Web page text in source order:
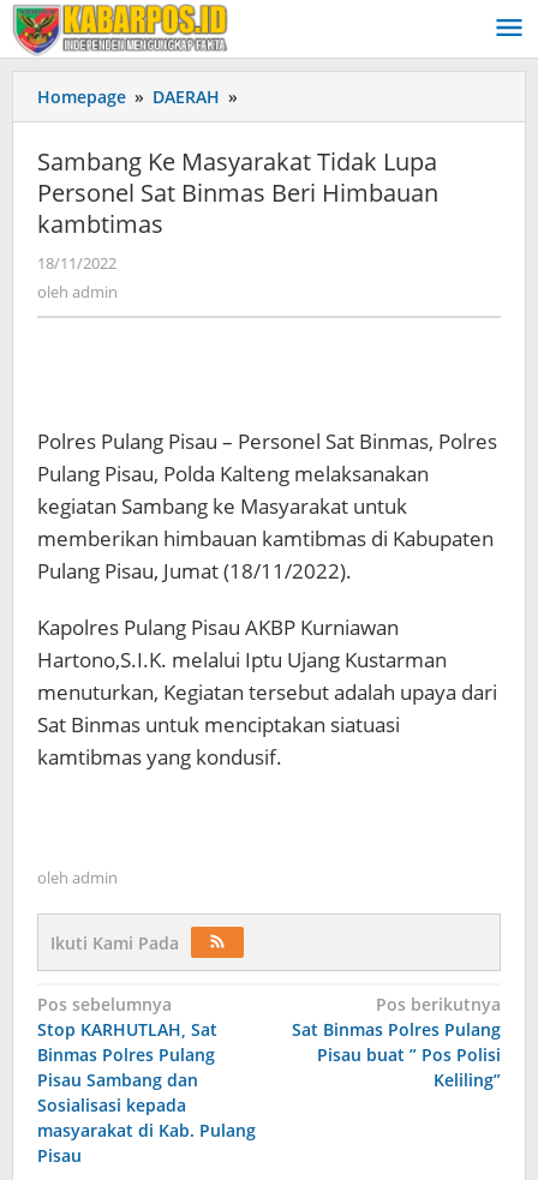
Lewati
ke
konten
Homepage » DAERAH »
Ke
Masyarakat
Tidak
Lupa
Himbauan
Sambang Ke Masyarakat Tidak Lupa
Personel Sat Binmas Beri Himbauan
kambtimas
18/11/2022
oleh admin
Polres Pulang Pisau – Personel Sat Binmas, Polres
Pulang Pisau, Polda Kalteng melaksanakan
kegiatan Sambang ke Masyarakat untuk
memberikan himbauan kamtibmas di Kabupaten
Pulang Pisau, Jumat (18/11/2022).
Kapolres Pulang Pisau AKBP Kurniawan
Hartono,S.I.K. melalui Iptu Ujang Kustarman
menuturkan, Kegiatan tersebut adalah upaya dari
Sat Binmas untuk menciptakan siatuasi
kamtibmas yang kondusif.
oleh admin
Ikuti Kami Pada
Navigasi
pos
Pos sebelumnya
Stop KARHUTLAH, Sat
Binmas Polres Pulang
Pisau Sambang dan
Sosialisasi kepada
masyarakat di Kab. Pulang
Pisau
Pos berikutnya
Sat Binmas Polres Pulang
Pisau buat ” Pos Polisi
Keliling”